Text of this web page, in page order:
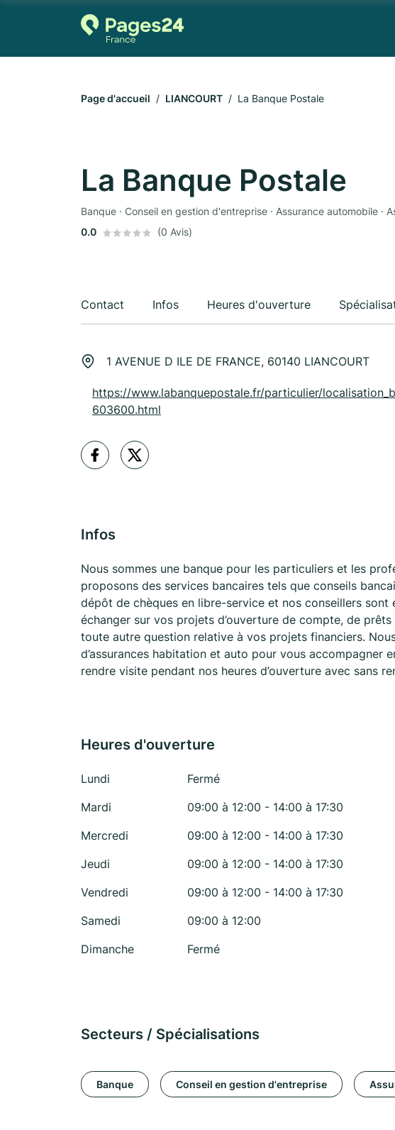
Page d'accueil LIANCOURT La Banque Postale
La Banque Postale
Banque · Conseil en gestion d'entreprise · Assurance automobile ·
0.0
(0 Avis)
Contact Infos Heures d'ouverture
1 AVENUE D ILE DE FRANCE, 60140 LIANCOURT
https://www.labanquepostale.fr/particulier/
603600.html
Infos
Nous sommes une banque pour les particuliers et les
proposons des services bancaires tels que conseils
dépôt de chèques en libre-service et nos conseillers
échanger sur vos projets d’ouverture de compte, de
toute autre question relative à vos projets financiers.
d’assurances habitation et auto pour vous accompagner
rendre visite pendant nos heures d’ouverture avec sans
Heures d'ouverture
Lundi
Fermé
Mardi
09:00 à 12:00 - 14:00 à 17:30
Mercredi
09:00 à 12:00 - 14:00 à 17:30
Jeudi
09:00 à 12:00 - 14:00 à 17:30
Vendredi
09:00 à 12:00 - 14:00 à 17:30
Samedi
09:00 à 12:00
Dimanche
Fermé
Secteurs / Spécialisations
Banque Conseil en gestion d'entreprise